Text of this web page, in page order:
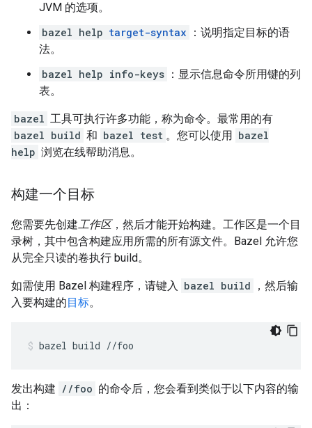
JVM 的选项。
bazel help target-syntax
：说明指定目标的语
法。
bazel help info-keys ：显示信息命令所用键的列
表。
bazel 工具可执行许多功能，称为命令。最常用的有
bazel build 和 bazel test 。您可以使用 bazel
help 浏览在线帮助消息。
构建一个目标
您需要先创建工作区，然后才能开始构建。工作区是一个目
录树，其中包含构建应用所需的所有源文件。Bazel 允许您
从完全只读的卷执行 build。
如需使用 Bazel 构建程序，请键入 bazel build
，然后输
入要构建的目标。
bazel build //foo
发出构建 //foo 的命令后，您会看到类似于以下内容的输
出：